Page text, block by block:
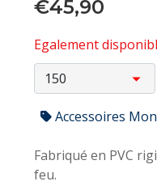
€45,90
Egalement
Accessoires
Fabriqué en PVC
feu.